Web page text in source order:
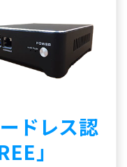
ドレス認
」